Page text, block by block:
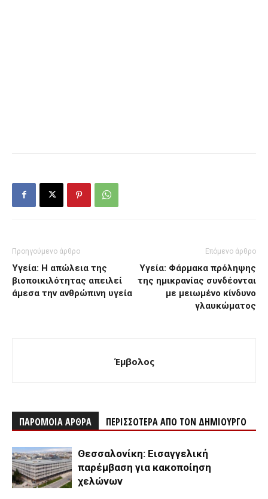
Προηγούμενο άρθρο
Υγεία: Η απώλεια της
βιοποικιλότητας απειλεί
άμεσα την ανθρώπινη υγεία
Επόμενο άρθρο
Υγεία: Φάρμακα πρόληψης
της ημικρανίας συνδέονται
με μειωμένο κίνδυνο
γλαυκώματος
Έμβολος
ΠΑΡΟΜΟΙΑ ΑΡΘΡΑ ΠΕΡΙΣΣΟΤΕΡΑ ΑΠΟ ΤΟΝ ΔΗΜΙΟΥΡΓΟ
Θεσσαλονίκη: Εισαγγελική
παρέμβαση για κακοποίηση
χελώνων